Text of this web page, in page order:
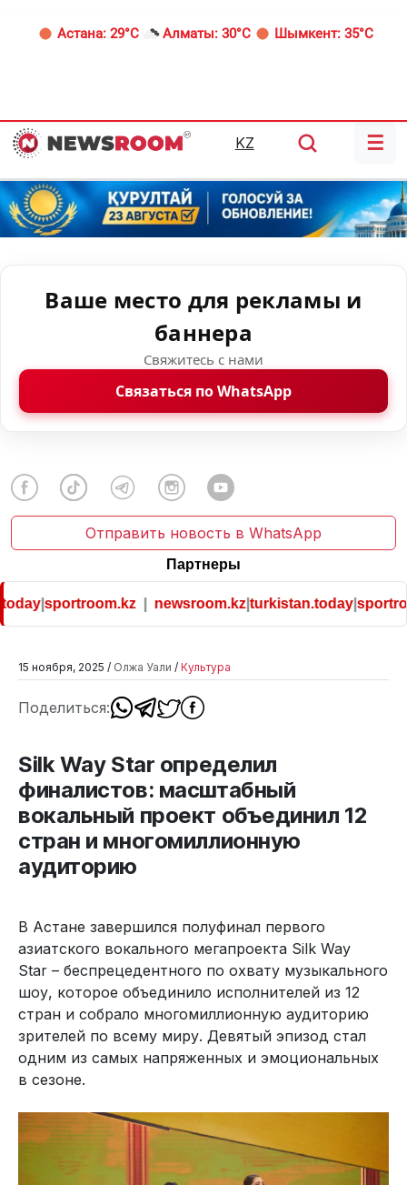
Астана: 29°C Алматы: 30°C Шымкент: 35°C
KZ ☰
Ваше место для рекламы и
баннера
Свяжитесь с нами
Связаться по WhatsApp
Отправить новость в WhatsApp
Партнеры
|sportroom.kz|newsroom.kz|turkistan.today|
15 ноября, 2025 / Олжа Уали / Культура
Поделиться:
Silk Way Star определил
финалистов: масштабный
вокальный проект объединил 12
стран и многомиллионную
аудиторию
В Астане завершился полуфинал первого
азиатского вокального мегапроекта Silk Way
Star – беспрецедентного по охвату музыкального
шоу, которое объединило исполнителей из 12
стран и собрало многомиллионную аудиторию
зрителей по всему миру. Девятый эпизод стал
одним из самых напряженных и эмоциональных
в сезоне.